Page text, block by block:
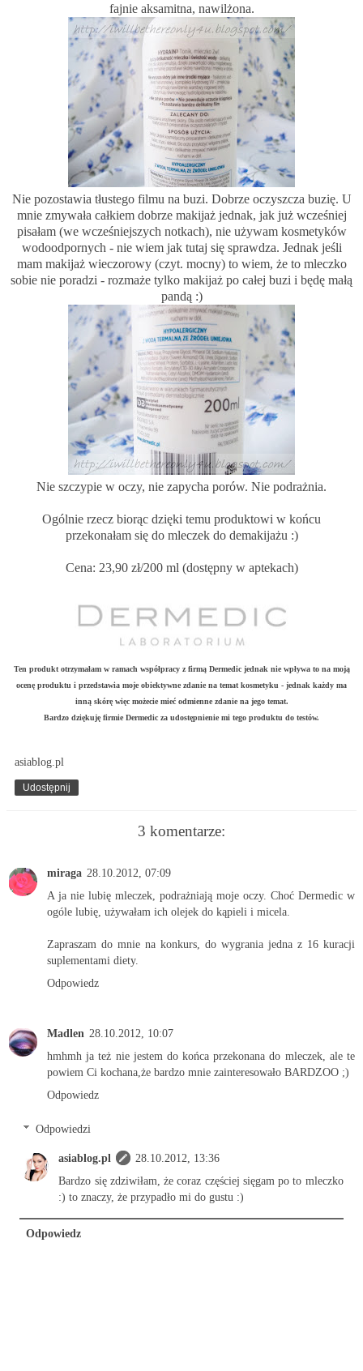
fajnie aksamitna, nawilżona.
Nie pozostawia tłustego filmu na buzi. Dobrze oczyszcza buzię. U
mnie zmywała całkiem dobrze makijaż jednak, jak już wcześniej
pisałam (we wcześniejszych notkach), nie używam kosmetyków
wodoodpornych - nie wiem jak tutaj się sprawdza. Jednak jeśli
mam makijaż wieczorowy (czyt. mocny) to wiem, że to mleczko
sobie nie poradzi - rozmaże tylko makijaż po całej buzi i będę małą
pandą :)
Nie szczypie w oczy, nie zapycha porów. Nie podrażnia.
Ogólnie rzecz biorąc dzięki temu produktowi w końcu
przekonałam się do mleczek do demakijażu :)
Cena: 23,90 zł/200 ml (dostępny w aptekach)
Ten produkt otrzymałam w ramach współpracy z firmą Dermedicjednak nie wpływa to na moją
ocenę produktu i przedstawia moje obiektywne zdanie na temat kosmetyku - jednak każdy ma
inną skórę więc możecie mieć odmienne zdanie na jego temat.
Bardzo dziękuję firmie Dermedic za udostępnienie mi tego produktu do testów.
asiablog.pl
Udostępnij
3 komentarze:
miraga 28.10.2012, 07:09
A ja nie lubię mleczek, podrażniają moje oczy. Choć Dermedic w
ogóle lubię, używałam ich olejek do kąpieli i micela.
Zapraszam do mnie na konkurs, do wygrania jedna z 16 kuracji
suplementami diety.
Odpowiedz
Madlen 28.10.2012, 10:07
hmhmh ja też nie jestem do końca przekonana do mleczek, ale te
powiem Ci kochana,że bardzo mnie zainteresowało BARDZOO ;)
Odpowiedz
Odpowiedzi
asiablog.pl
28.10.2012, 13:36
Bardzo się zdziwiłam, że coraz częściej sięgam po to mleczko
:) to znaczy, że przypadło mi do gustu :)
Odpowiedz